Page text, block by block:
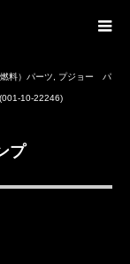
料）パーツ プジョー パ
10-22246)
プ